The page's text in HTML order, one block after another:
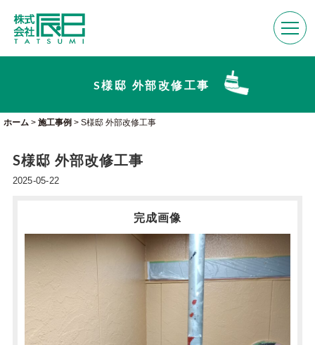
S様邸 外部改修工事
ホーム > 施工事例 > S様邸 外部改修工事
S様邸 外部改修工事
2025-05-22
完成画像